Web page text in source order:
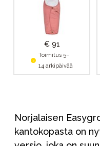
€ 91
Toimitus 5–
14 arkipäivää
Norjalaisen
kantokopasta on